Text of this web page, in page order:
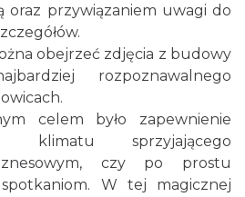
oraz przywiązaniem uwagi do
obejrzeć zdjęcia z budowy
rozpoznawalnego
celem było zapewnienie
klimatu sprzyjającego
czy po prostu
W tej magicznej